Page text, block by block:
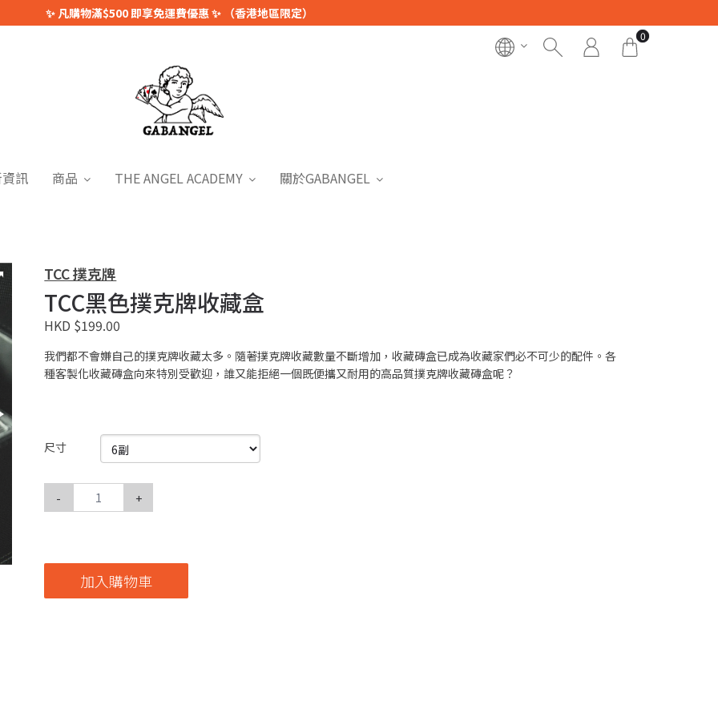
✨ 凡購物滿$500 即享免運費優惠 ✨ （香港地區限定）
0
訊 商品 THE ANGEL ACADEMY 關於GABANGEL
TCC 撲克牌
TCC黑色撲克牌收藏盒
HKD $199.00
我們都不會嫌自己的撲克牌收藏太多。隨著撲克牌收藏數量不斷增加，收藏磚盒已成為收藏家們必不可少的配件。各
種客製化收藏磚盒向來特別受歡迎，誰又能拒絕一個既便攜又耐用的高品質撲克牌收藏磚盒呢？
尺寸
- +
加入購物車